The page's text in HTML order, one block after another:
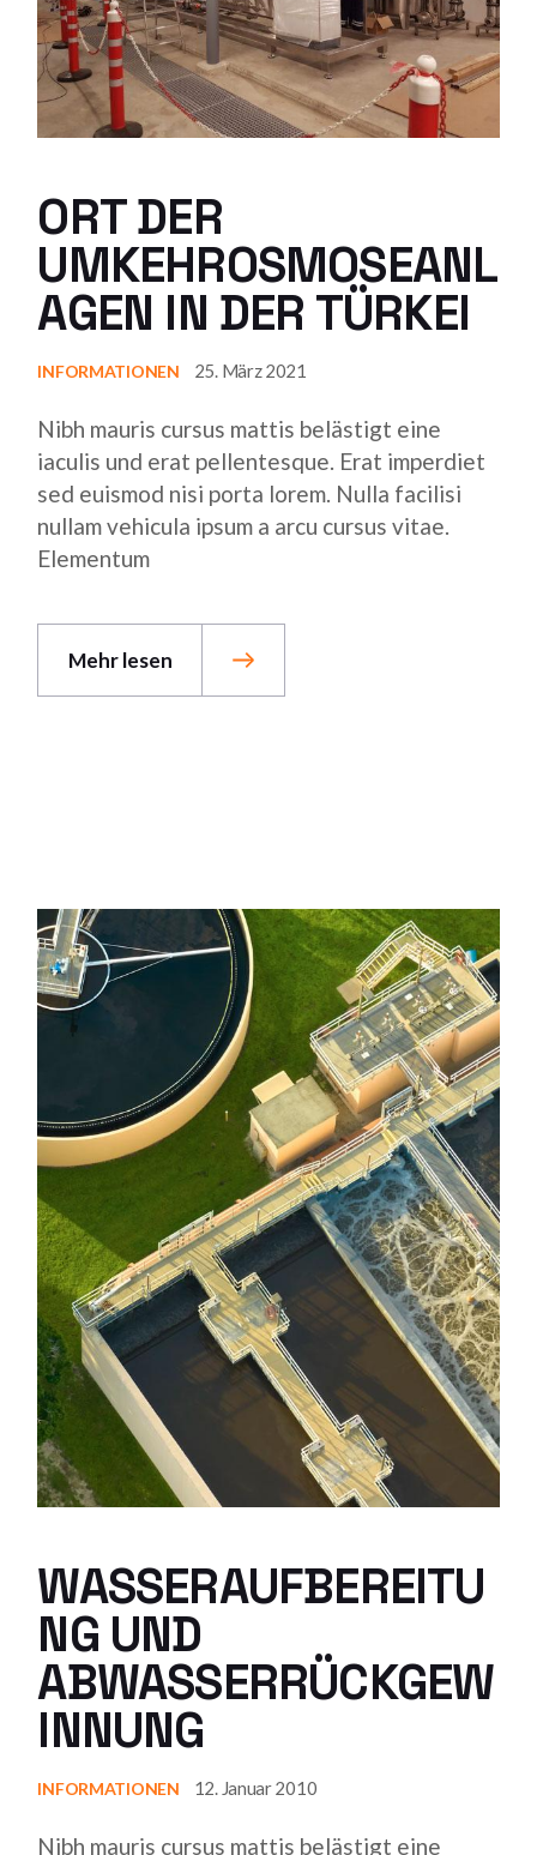
ORT DER
UMKEHROSMOSEANL
AGEN IN DER TÜRKEI
INFORMATIONEN 25. März 2021
Nibh mauris cursus mattis belästigt eine
iaculis und erat pellentesque. Erat imperdiet
sed euismod nisi porta lorem. Nulla facilisi
nullam vehicula ipsum a arcu cursus vitae.
Elementum
Mehr lesen
WASSERAUFBEREITU
NG UND
ABWASSERRÜCKGEW
INNUNG
INFORMATIONEN 12. Januar 2010
Nibh mauris cursus mattis belästigt eine